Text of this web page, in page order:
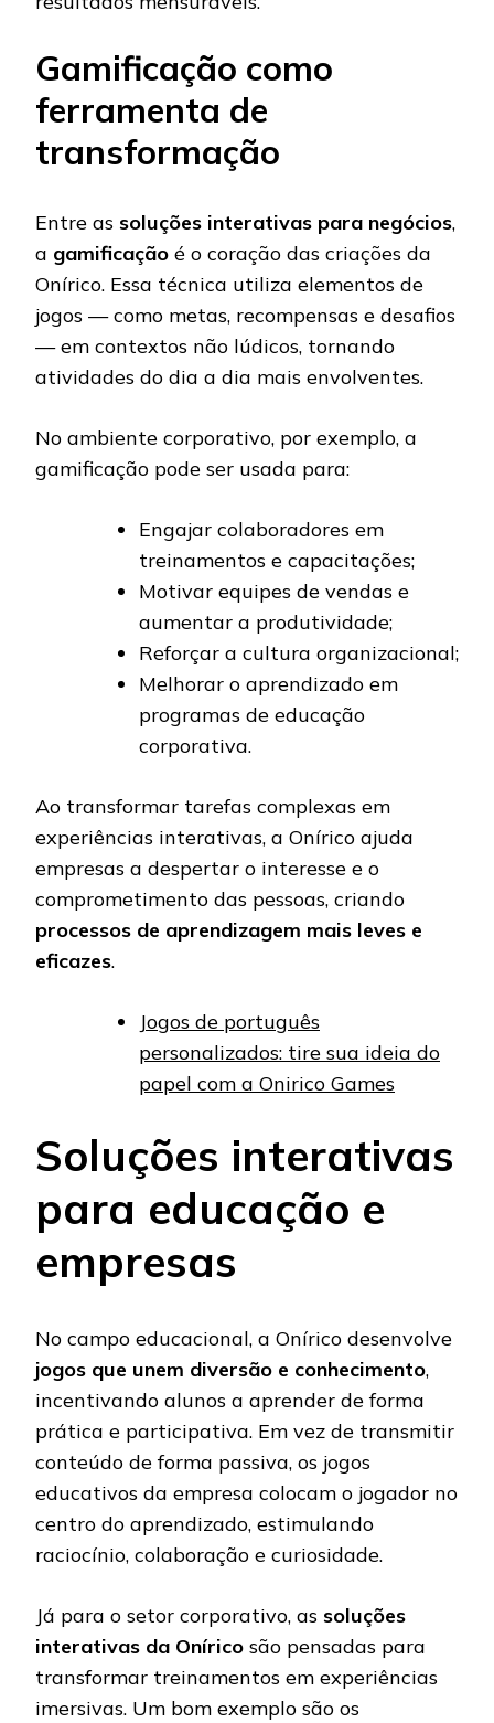
Gamificação como
ferramenta de
transformação
Entre as soluções interativas para negócios,
a gamificação é o coração das criações da
Onírico. Essa técnica utiliza elementos de
jogos — como metas, recompensas e desafios
— em contextos não lúdicos, tornando
atividades do dia a dia mais envolventes.
No ambiente corporativo, por exemplo, a
gamificação pode ser usada para:
Engajar colaboradores em
treinamentos e capacitações;
Motivar equipes de vendas e
aumentar a produtividade;
Reforçar a cultura organizacional;
Melhorar o aprendizado em
programas de educação
corporativa.
Ao transformar tarefas complexas em
experiências interativas, a Onírico ajuda
empresas a despertar o interesse e o
comprometimento das pessoas, criando
processos de aprendizagem mais leves e
eficazes.
Jogos de português
personalizados: tire sua ideia do
papel com a Onirico Games
Soluções interativas
para educação e
empresas
No campo educacional, a Onírico desenvolve
jogos que unem diversão e conhecimento,
incentivando alunos a aprender de forma
prática e participativa. Em vez de transmitir
conteúdo de forma passiva, os jogos
educativos da empresa colocam o jogador no
centro do aprendizado, estimulando
raciocínio, colaboração e curiosidade.
Já para o setor corporativo, as soluções
interativas da Onírico são pensadas para
transformar treinamentos em experiências
imersivas. Um bom exemplo são os